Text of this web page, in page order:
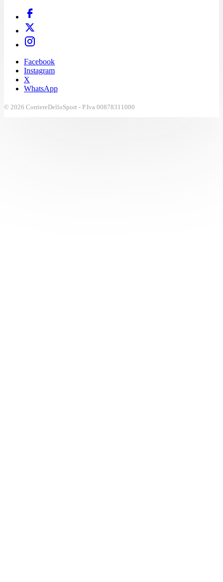
Facebook
Instagram
X
WhatsApp
© 2026 CorriereDelloSport - P.Iva 00878311000